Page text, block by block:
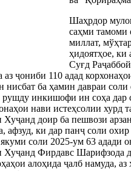
Шаҳрдор
саҳми тамоми
миллат,
ҳидоятҳое,
Суғд
аз ҷониби 110 адад
нисбат ба ҳамин давраи
инкишофи ин соҳа дар
нави истеҳсолии хурд
Хуҷанд доир ба пешвози
афзуд, ки дар панҷ соли
соли 2025-ум 63 адади
Фирдавс Шарифзода
алоҳида ҷалб намуда,